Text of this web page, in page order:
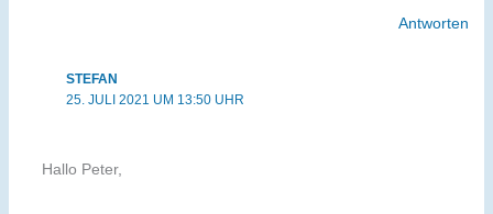
Antworten
STEFAN
25. JULI 2021 UM 13:50 UHR
Hallo Peter,